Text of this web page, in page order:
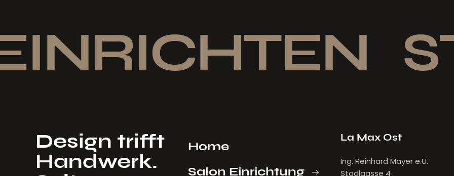
Design trifft
Handwerk.
Home
Salon Einrichtung
La Max Ost
Ing. Reinhard Mayer e.U.
Stadlgasse 4